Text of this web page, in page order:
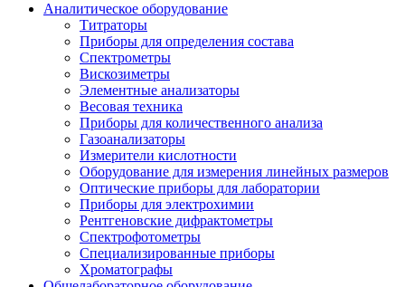
Аналитическое оборудование
Титраторы
Приборы для определения состава
Спектрометры
Вискозиметры
Элементные анализаторы
Весовая техника
Приборы для количественного анализа
Газоанализаторы
Измерители кислотности
Оборудование для измерения линейных размеров
Оптические приборы для лаборатории
Приборы для электрохимии
Рентгеновские дифрактометры
Спектрофотометры
Специализированные приборы
Хроматографы